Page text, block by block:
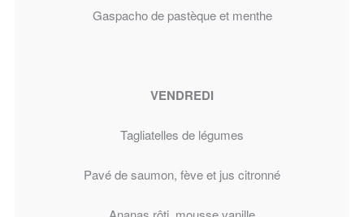
Gaspacho de pastèque et menthe
VENDREDI
Tagliatelles de légumes
Pavé de saumon, fève et jus citronné